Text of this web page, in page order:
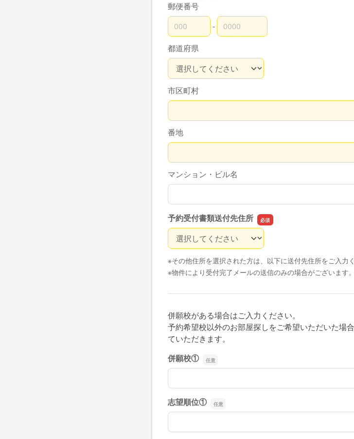
郵便番号
郵便番号の上3桁
-
郵便番号の下4桁
都道府県
市区町村
番地
マンション・ビル名
予約受付書類送付先住所
予約受付書類送付先住所
※その他住所を選択された方は、以下に送付先住所をご入力く
※物件により受付完了メールの送信のみの場合がございます。
併願校がある場合はご入力ください。
予約希望校以外のお部屋探しをご希望いただいた場
ていただきます。
併願校①
併願校①
志望順位①
志望順位①